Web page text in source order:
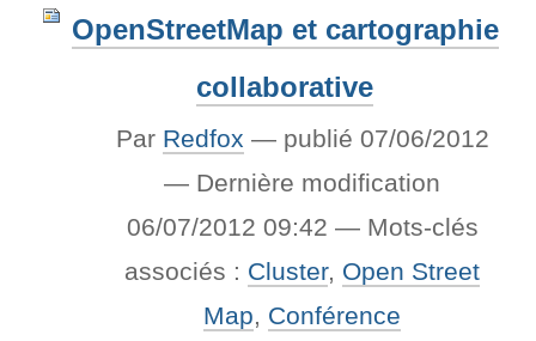
OpenStreetMap et cartographie
collaborative
Par Redfox — publié 07/06/2012
— Dernière modification
06/07/2012 09:42 — Mots-clés
associés : Cluster, Open Street
Map, Conférence